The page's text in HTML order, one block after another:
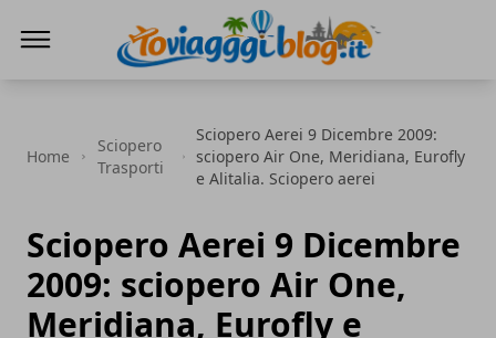
Home
Sciopero
Trasporti
Sciopero Aerei 9 Dicembre 2009:
sciopero Air One, Meridiana, Eurofly
e Alitalia. Sciopero aerei
Sciopero Aerei 9 Dicembre
2009: sciopero Air One,
Meridiana, Eurofly e